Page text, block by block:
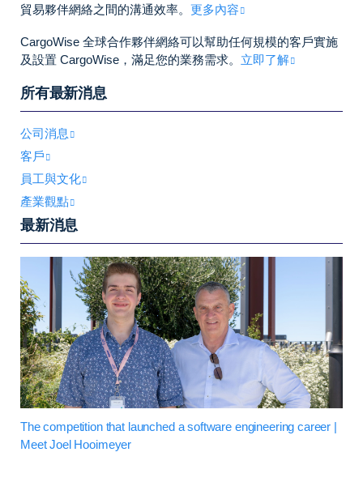
貿易夥伴網絡之間的溝通效率。 更多內容
CargoWise 全球合作夥伴網絡可以幫助任何規模的客戶實施
及設置 CargoWise，滿足您的業務需求。 立即了解
所有最新消息
公司消息
客戶
員工與文化
產業觀點
最新消息
The competition that launched a software engineering career |
Meet Joel Hooimeyer